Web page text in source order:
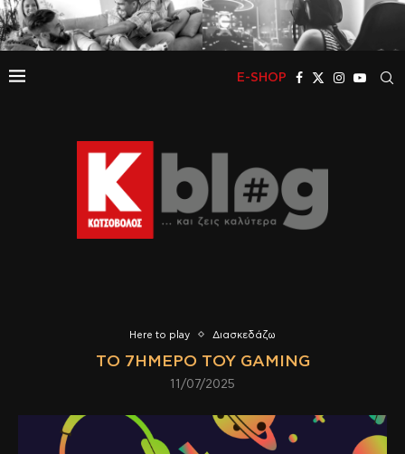
E-SHOP
Here to play Διασκεδάζω
ΤΟ 7ΉΜΕΡΟ ΤΟΥ GAMING
11/07/2025